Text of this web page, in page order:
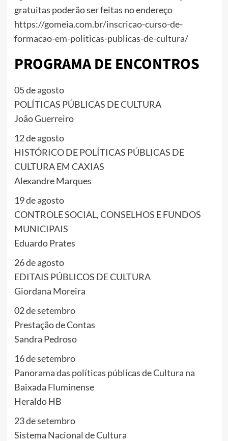
gratuitas poderão ser feitas no endereço
https://gomeia.com.br/inscricao-curso-de-
formacao-em-politicas-publicas-de-cultura/
PROGRAMA DE ENCONTROS
05 de agosto
POLÍTICAS PÚBLICAS DE CULTURA
João Guerreiro
12 de agosto
HISTÓRICO DE POLÍTICAS PÚBLICAS DE
CULTURA EM CAXIAS
Alexandre Marques
19 de agosto
CONTROLE SOCIAL, CONSELHOS E FUNDOS
MUNICIPAIS
Eduardo Prates
26 de agosto
EDITAIS PÚBLICOS DE CULTURA
Giordana Moreira
02 de setembro
Prestação de Contas
Sandra Pedroso
16 de setembro
Panorama das políticas públicas de Cultura na
Baixada Fluminense
Heraldo HB
23 de setembro
Sistema Nacional de Cultura